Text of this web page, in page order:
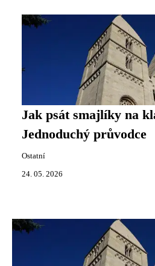
Jak psát smajlíky na
Jednoduchý průvodce
Ostatní
24. 05. 2026